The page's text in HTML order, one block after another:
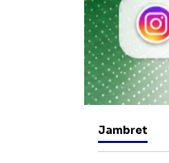
Jambret